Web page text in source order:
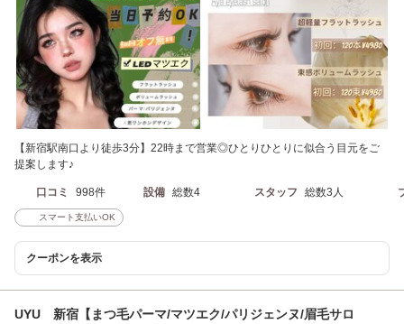
【新宿駅南口より徒歩3分】22時まで営業◎ひとりひとりに似合う目元をご
提案します♪
口コミ 998件 設備 総数4 スタッフ 総数3人
スマート支払いOK
クーポンを表示
UYU 新宿【まつ毛パーマ/マツエク/パリジェンヌ/眉毛サロ